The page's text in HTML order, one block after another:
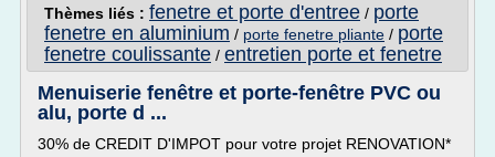
Thèmes liés : fenetre et porte d'entree / porte
fenetre en aluminium / porte fenetre pliante / porte
fenetre coulissante / entretien porte et fenetre
Menuiserie fenêtre et porte-fenêtre PVC ou
alu, porte d ...
30% de CREDIT D'IMPOT pour votre projet RENOVATION*